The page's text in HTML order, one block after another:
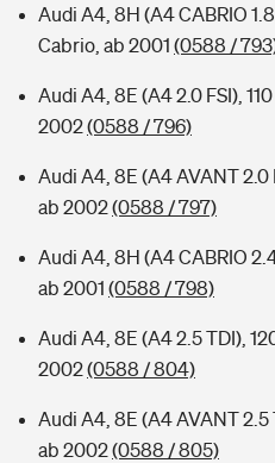
Audi A4, 8H (A4 CABRIO
Cabrio, ab 2001 (0588 /
Audi A4, 8E (A4 2.0 FSI),
2002(0588 / 796)
Audi A4, 8E (A4 AVANT 2.0
ab 2002(0588 / 797)
Audi A4, 8H (A4 CABRIO
ab 2001 (0588 / 798)
Audi A4, 8E (A4 2.5 TDI),
2002(0588 / 804)
Audi A4, 8E (A4 AVANT 2.5
ab 2002(0588 / 805)